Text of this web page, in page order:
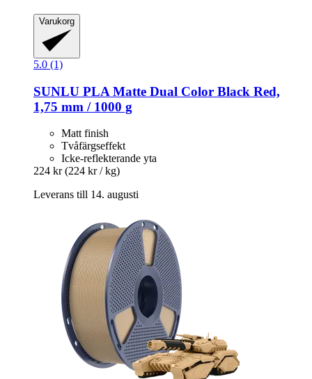
Varukorg
5.0 (1)
SUNLU PLA Matte Dual Color Black Red,
1,75 mm / 1000 g
Matt finish
Tvåfärgseffekt
Icke-reflekterande yta
224 kr (224 kr / kg)
Leverans till 14. augusti